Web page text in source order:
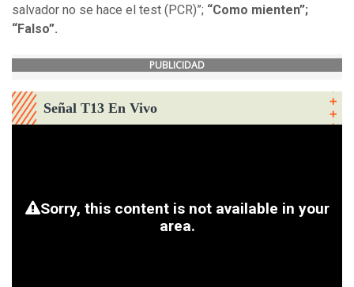
salvador no se hace el test (PCR)”; “Como mienten”;
“Falso”.
PUBLICIDAD
Señal T13 En Vivo